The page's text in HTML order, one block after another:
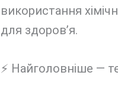
використання
для здоров’я.
⚡ Найголовніше —